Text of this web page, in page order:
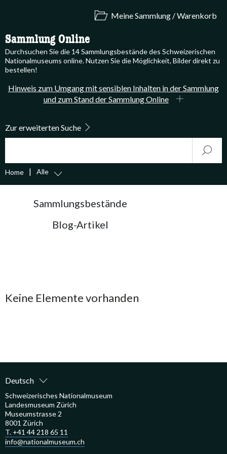
Meine Sammlung / Warenkorb
Sammlung Online
Durchsuchen Sie die 14 Sammlungsbestände des Schweizerischen
Nationalmuseums online. Nutzen Sie die Möglichkeit, Bilder direkt zu
bestellen!
Hinweis zum Umgang mit sensiblen Inhalten in der Sammlung
und zum Stand der Sammlung Online
Zur erweiterten Suche
Start
Home Alle
Sammlungsbestände
Blog-Artikel
Keine Elemente vorhanden
Deutsch
Schweizerisches Nationalmuseum
Landesmuseum Zürich
Museumstrasse 2
8001 Zürich
T. +41 44 218 65 11
info@nationalmuseum.ch